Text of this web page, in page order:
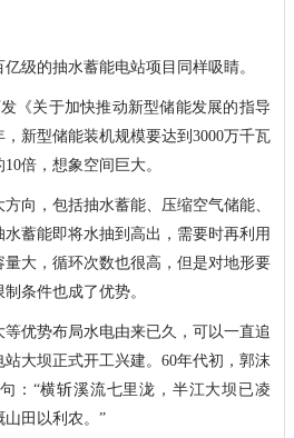
级的抽水蓄能电站项目同样吸睛。
《关于加快推动新型储能发展的指导
新型储能装机规模要达到3000万千瓦
倍，想象空间巨大。
向，包括抽水蓄能、压缩空气储能、
蓄能即将水抽到高出，需要时再利用
大，循环次数也很高，但是对地形要
条件也成了优势。
优势布局水电由来已久，可以一直追
大坝正式开工兴建。60年代初，郭沫
：“横斩溪流七里泷，半江大坝已凌
田以利农。”